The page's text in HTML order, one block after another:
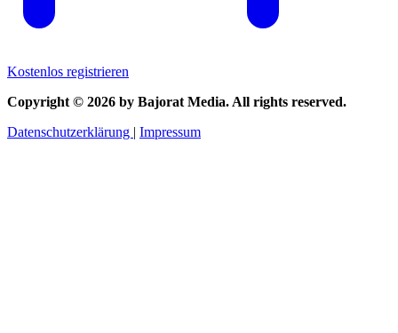
Kostenlos registrieren
Copyright © 2026 by Bajorat Media. All rights reserved.
Datenschutzerklärung | Impressum